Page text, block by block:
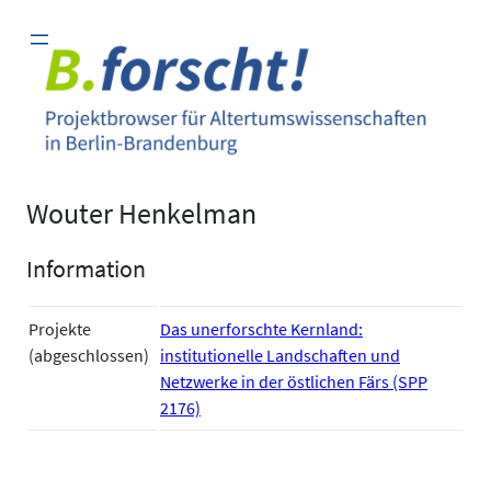
Inhalt
springen
Wouter Henkelman
Information
Projekte
(abgeschlossen)
Das unerforschte Kernland:
institutionelle Landschaften und
Netzwerke in der östlichen Färs (SPP
2176)